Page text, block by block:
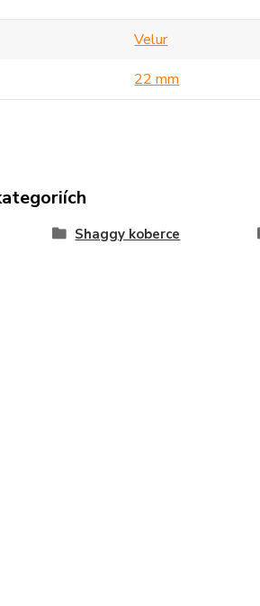
Velur
22 mm
Shaggy koberce